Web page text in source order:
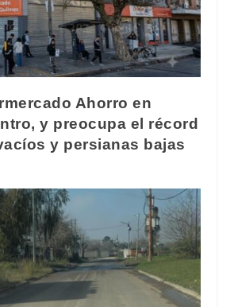
Ahorro en
y preocupa el récord
y persianas bajas